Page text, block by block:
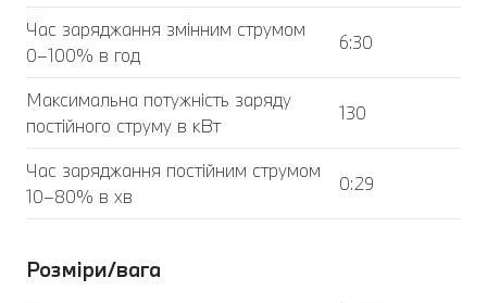
Час заряджання змінним струмом
0–100% в год
6:30
Максимальна потужність заряду
постійного струму в кВт
130
Час заряджання постійним струмом
10–80% в хв
0:29
Розміри/вага